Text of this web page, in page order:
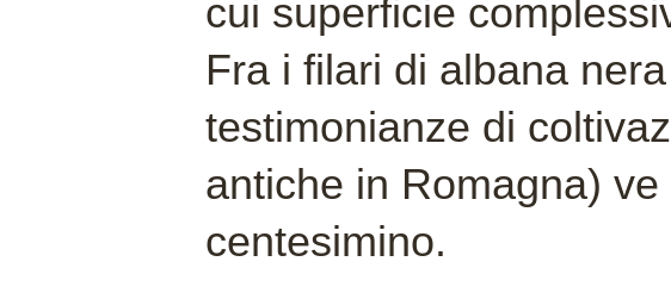
cui superficie
Fra i filari di albana
testimonianze di
antiche in Romagna)
centesimino.